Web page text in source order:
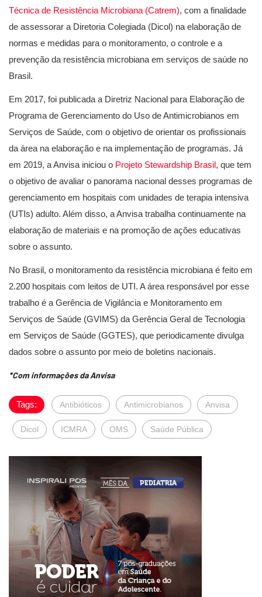
Técnica de Resistência Microbiana (Catrem), com a finalidade
de assessorar a Diretoria Colegiada (Dicol) na elaboração de
normas e medidas para o monitoramento, o controle e a
prevenção da resistência microbiana em serviços de saúde no
Brasil.
Em 2017, foi publicada a Diretriz Nacional para Elaboração de
Programa de Gerenciamento do Uso de Antimicrobianos em
Serviços de Saúde, com o objetivo de orientar os profissionais
da área na elaboração e na implementação de programas. Já
em 2019, a Anvisa iniciou o Projeto Stewardship Brasil, que tem
o objetivo de avaliar o panorama nacional desses programas de
gerenciamento em hospitais com unidades de terapia intensiva
(UTIs) adulto. Além disso, a Anvisa trabalha continuamente na
elaboração de materiais e na promoção de ações educativas
sobre o assunto.
No Brasil, o monitoramento da resistência microbiana é feito em
2.200 hospitais com leitos de UTI. A área responsável por esse
trabalho é a Gerência de Vigilância e Monitoramento em
Serviços de Saúde (GVIMS) da Gerência Geral de Tecnologia
em Serviços de Saúde (GGTES), que periodicamente divulga
dados sobre o assunto por meio de boletins nacionais.
*Com informações da Anvisa
Tags: Antibióticos Antimicrobianos Anvisa
Dicol ICMRA OMS Saúde Pública